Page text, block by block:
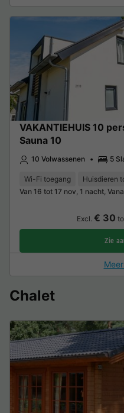
VAKANTIEHUIS 10
Sauna 10
10 Volwassenen 5
Wi-Fi toegang Huisdieren
Van 16 tot 17 nov, 1 nacht,
Excl. € 30
Zie
Chalet